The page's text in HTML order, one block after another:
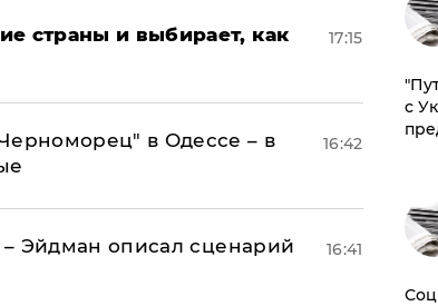
страны и выбирает, как
17:15
в Одессе – в
16:42
– Эйдман описал сценарий
16:41
с